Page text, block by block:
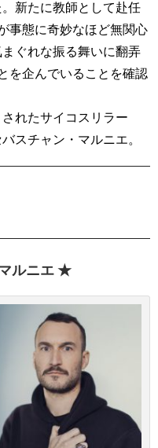
新たに教師として赴任
事態に奇妙なほど無関心
ぐれな振る舞いに翻弄
を企んでいることを確認
れたサイコスリラー
スチャン・マルニエ。
ルニエ ★